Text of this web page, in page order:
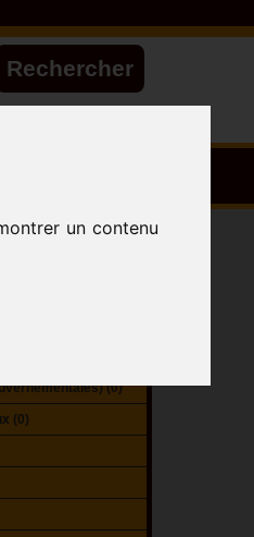
un contenu
(0)
(0)